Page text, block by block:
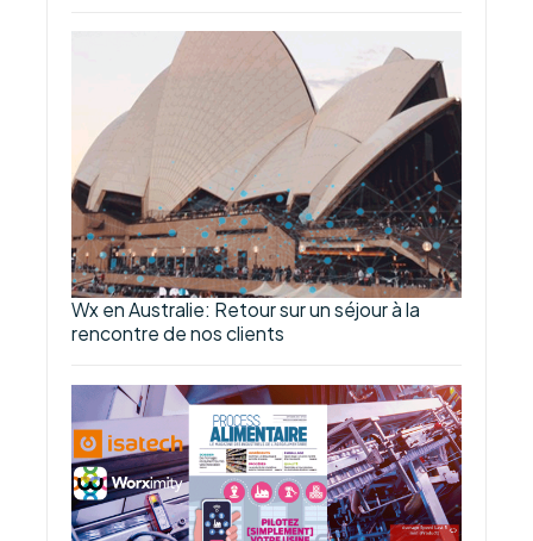
Wx en Australie: Retour sur un séjour à la
rencontre de nos clients